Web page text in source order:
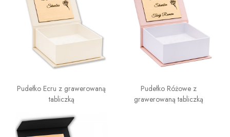
Pudełko Ecru z grawerowaną
tabliczką
Pudełko Różowe z
grawerowaną tabliczką